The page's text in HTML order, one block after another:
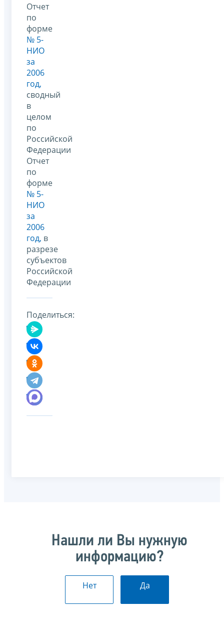
Отчет
по
форме
№ 5-
НИО
за
2006
год,
сводный
в
целом
по
Российской
Федерации
Отчет
по
форме
№ 5-
НИО
за
2006
год, в
разрезе
субъектов
Российской
Федерации
Поделиться:
Нашли ли Вы нужную
информацию?
Нет Да